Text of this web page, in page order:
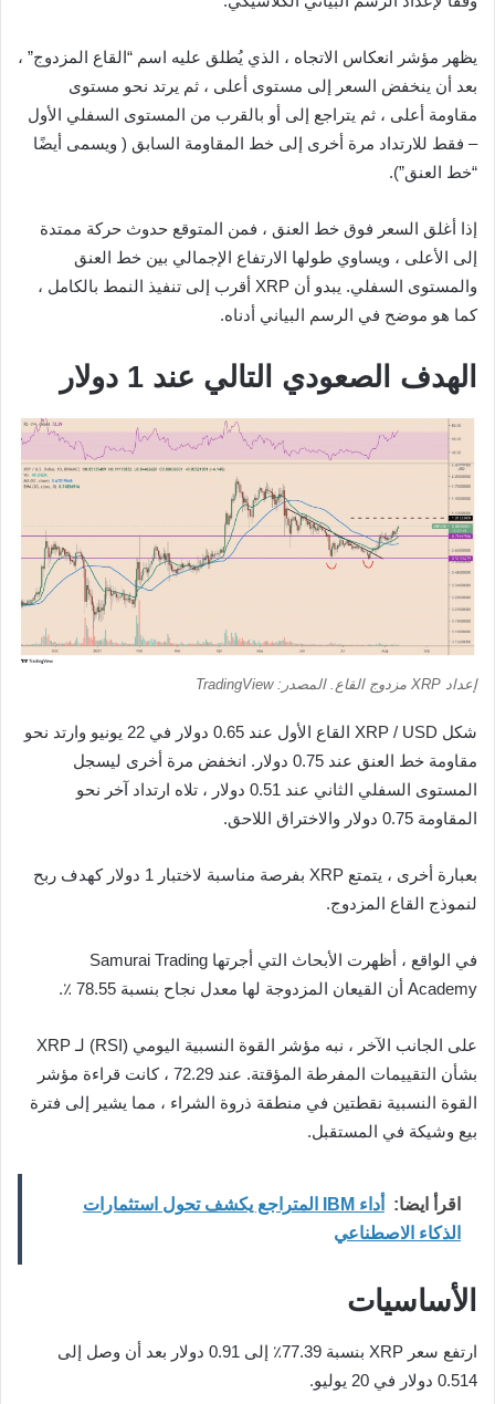
يظهر مؤشر انعكاس الاتجاه ، الذي يُطلق عليه اسم “القاع المزدوج” ،
بعد أن ينخفض ​​السعر إلى مستوى أعلى ، ثم يرتد نحو مستوى
مقاومة أعلى ، ثم يتراجع إلى أو بالقرب من المستوى السفلي الأول
– فقط للارتداد مرة أخرى إلى خط المقاومة السابق ( ويسمى أيضًا
“خط العنق”).
إذا أغلق السعر فوق خط العنق ، فمن المتوقع حدوث حركة ممتدة
إلى الأعلى ، ويساوي طولها الارتفاع الإجمالي بين خط العنق
والمستوى السفلي. يبدو أن XRP أقرب إلى تنفيذ النمط بالكامل ،
كما هو موضح في الرسم البياني أدناه.
الهدف الصعودي التالي عند 1 دولار
إعداد XRP مزدوج القاع. المصدر: TradingView
شكل XRP / USD القاع الأول عند 0.65 دولار في 22 يونيو وارتد نحو
مقاومة خط العنق عند 0.75 دولار. انخفض مرة أخرى ليسجل
المستوى السفلي الثاني عند 0.51 دولار ، تلاه ارتداد آخر نحو
المقاومة 0.75 دولار والاختراق اللاحق.
بعبارة أخرى ، يتمتع XRP بفرصة مناسبة لاختبار 1 دولار كهدف ربح
لنموذج القاع المزدوج.
في الواقع ، أظهرت الأبحاث التي أجرتها Samurai Trading
Academy أن القيعان المزدوجة لها معدل نجاح بنسبة 78.55 ٪.
على الجانب الآخر ، نبه مؤشر القوة النسبية اليومي (RSI) لـ XRP
بشأن التقييمات المفرطة المؤقتة. عند 72.29 ، كانت قراءة مؤشر
القوة النسبية نقطتين في منطقة ذروة الشراء ، مما يشير إلى فترة
بيع وشيكة في المستقبل.
اقرأ ايضا:
أداء IBM المتراجع يكشف تحول استثمارات
الذكاء الاصطناعي
الأساسيات
ارتفع سعر XRP بنسبة 77.39٪ إلى 0.91 دولار بعد أن وصل إلى
0.514 دولار في 20 يوليو.